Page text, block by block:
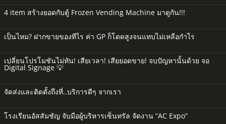
4 item สร้างยอดกับตู้ Frozen Vending Machine มาดูกัน!!!
เป็นไหม? ฝากขายของทีไร ค่า GP ก็โดดสูงจนแทบไม่เหลือกำไร
เปลี่ยนโปรโมชันไม่ทัน! เสียเวลา! เสียยอดขาย! จบปัญหานั้นด้วย จอ
Digital Signage 💡
จัดส่งและติดตั้งถึงที่..บริการดีๆ จากเรา
โรงเรียนอัสสัมชัญ จับมือผู้บริหารเซ็นทรัล จัดงาน “AC Expo”